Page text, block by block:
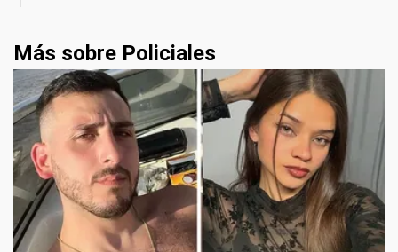
Más sobre Policiales